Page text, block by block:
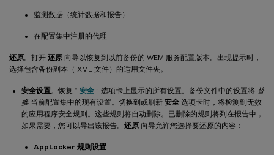
监测数据（统计数据和报告）
在配置集中注册的代理
还原。打开 还原 向导以恢复到以前备份的 WEM 服务配置版本。出现提示时，
选择包含备份副本（.XML 文件）的适用文件夹。
安全设置。恢复 “ 安全 ” 选项卡上显示的所有设置。备份文件中的设置将 替
换 当前配置集中的现有设置。切换到或刷新 安全 选项卡时，将检测到无效
的应用程序安全规则。这些规则将自动删除。已删除的规则将列在报告中，
如果需要，您可以导出该报告。 还原 向导允许您选择要还原的内容：
AppLocker 规则设置